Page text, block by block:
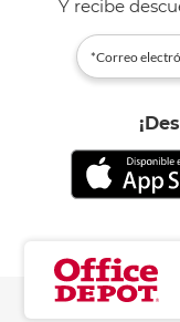
Y recibe